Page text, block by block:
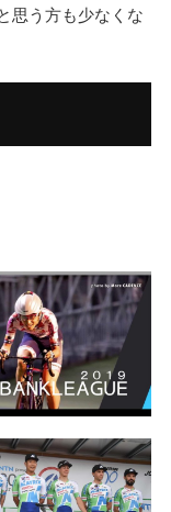
思う方も少なくな